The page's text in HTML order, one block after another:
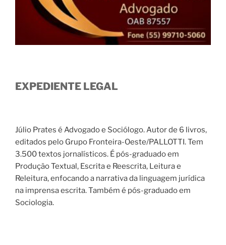
EXPEDIENTE LEGAL
Júlio Prates é Advogado e Sociólogo. Autor de 6 livros,
editados pelo Grupo Fronteira-Oeste/PALLOTTI. Tem
3.500 textos jornalísticos. É pós-graduado em
Produção Textual, Escrita e Reescrita, Leitura e
Releitura, enfocando a narrativa da linguagem jurídica
na imprensa escrita. Também é pós-graduado em
Sociologia.